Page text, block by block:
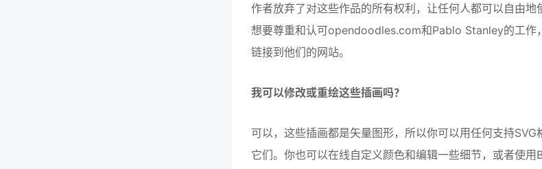
作者放弃了对这些作品的所有权利，让任何人都可以自由地
想要尊重和认可opendoodles.com和Pablo Stanley的工作
链接到他们的网站。
我可以修改或重绘这些插画吗？
可以，这些插画都是矢量图形，所以你可以用任何支持SVG
它们。你也可以在线自定义颜色和编辑一些细节，或者使用